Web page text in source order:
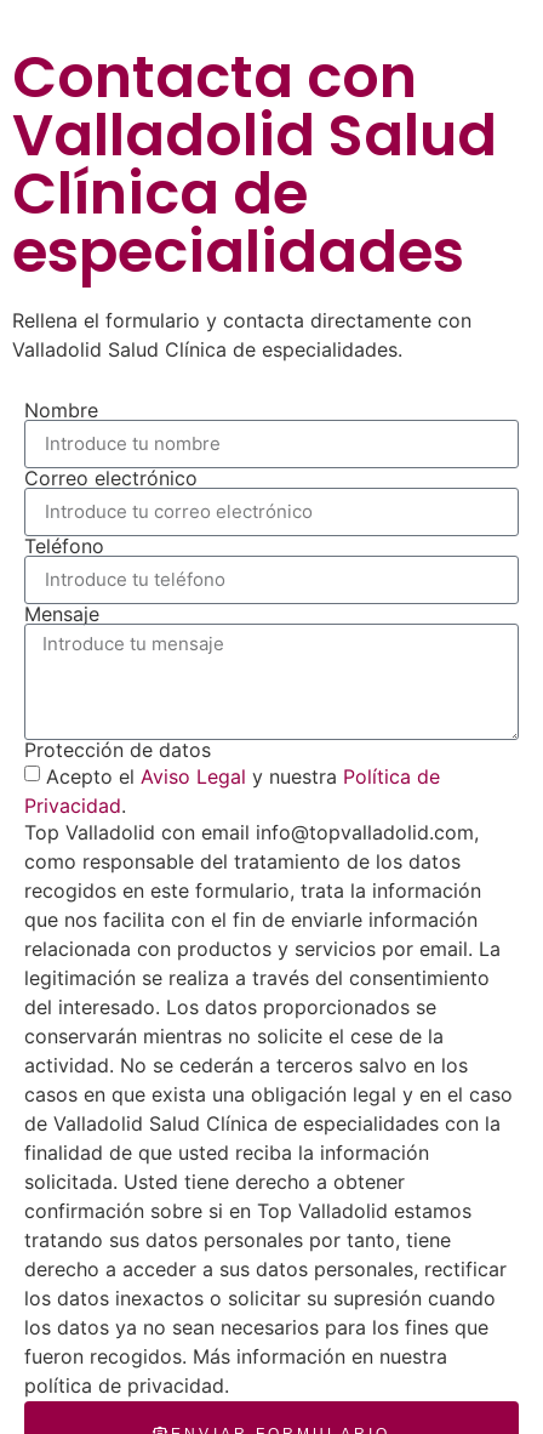
Contacta con
Valladolid Salud
Clínica de
especialidades
Rellena el formulario y contacta directamente con
Valladolid Salud Clínica de especialidades.
Nombre
Correo electrónico
Teléfono
Mensaje
Protección de datos
Acepto el Aviso Legal y nuestra Política de
Privacidad.
Top Valladolid con email info@topvalladolid.com,
como responsable del tratamiento de los datos
recogidos en este formulario, trata la información
que nos facilita con el fin de enviarle información
relacionada con productos y servicios por email. La
legitimación se realiza a través del consentimiento
del interesado. Los datos proporcionados se
conservarán mientras no solicite el cese de la
actividad. No se cederán a terceros salvo en los
casos en que exista una obligación legal y en el caso
de Valladolid Salud Clínica de especialidades con la
finalidad de que usted reciba la información
solicitada. Usted tiene derecho a obtener
confirmación sobre si en Top Valladolid estamos
tratando sus datos personales por tanto, tiene
derecho a acceder a sus datos personales, rectificar
los datos inexactos o solicitar su supresión cuando
los datos ya no sean necesarios para los fines que
fueron recogidos. Más información en nuestra
política de privacidad.